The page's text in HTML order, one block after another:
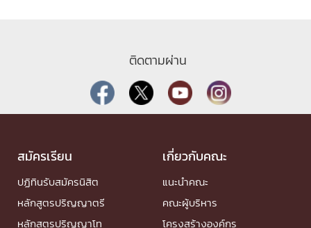
ติดตามผ่าน
สมัครเรียน
ปฏิทินรับสมัครนิสิต
หลักสูตรปริญญาตรี
หลักสูตรปริญญาโท
เกี่ยวกับคณะ
แนะนำคณะ
คณะผู้บริหาร
โครงสร้างองค์กร